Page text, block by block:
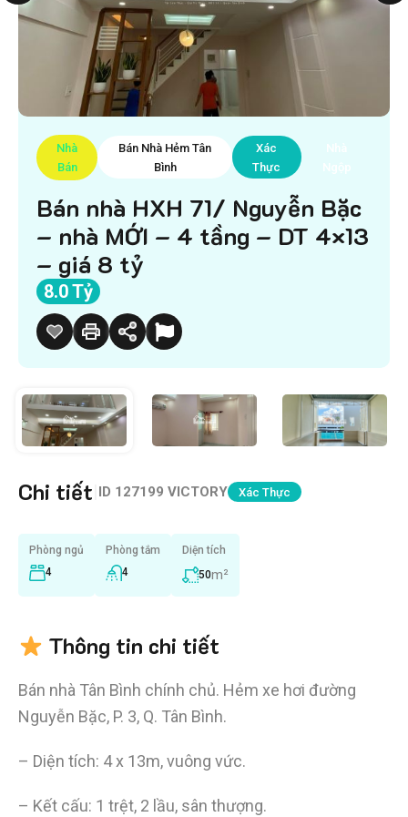
Nhà
Bán
Bán Nhà Hẻm Tân
Bình
Xác
Thực
Nhà
Ngộp
Bán nhà HXH 71/ Nguyễn Bặc
– nhà MỚI – 4 tầng – DT 4×13
– giá 8 tỷ
8.0 Tỷ
Chi tiết ID 127199 VICTORY Xác Thực
Phòng ngủ
4
Phòng tắm
4
Diện tích
50m²
Thông tin chi tiết
Bán nhà Tân Bình chính chủ. Hẻm xe hơi đường
Nguyễn Bặc, P. 3, Q. Tân Bình.
– Diện tích: 4 x 13m, vuông vức.
– Kết cấu: 1 trệt, 2 lầu, sân thượng.